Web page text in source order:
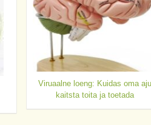
Viruaalne loeng: Kuidas oma aju
kaitsta toita ja toetada